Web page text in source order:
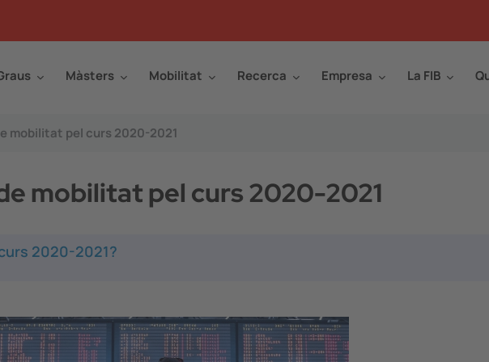
Màsters Mobilitat Recerca Empresa La FIB
mobilitat pel curs 2020-2021
mobilitat pel curs 2020-2021
2020-2021?